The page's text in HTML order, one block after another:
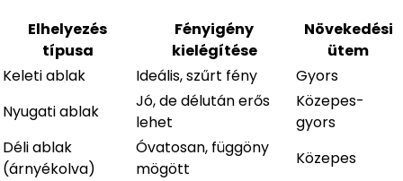
Elhelyezés
típusa
Fényigény
kielégítése
Növekedési
ütem
Keleti ablak
Ideális, szűrt fény
Gyors
Nyugati ablak
Jó, de délután erős
lehet
Közepes-
gyors
Déli ablak
(árnyékolva)
Óvatosan, függöny
mögött
Közepes